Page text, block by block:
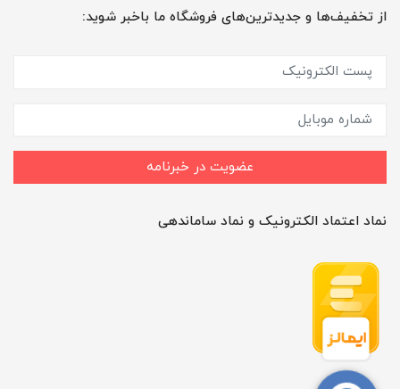
از تخفیف‌ها و جدیدترین‌های فروشگاه ما باخبر شوید:
عضویت در خبرنامه
نماد اعتماد الکترونیک و نماد ساماندهی